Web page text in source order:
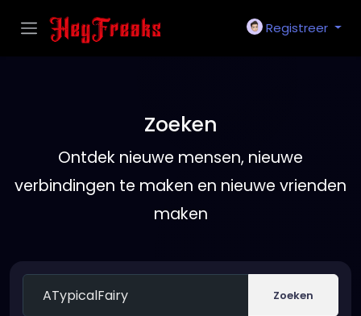
Registreer
Zoeken
Ontdek nieuwe mensen, nieuwe
verbindingen te maken en nieuwe vrienden
maken
Zoeken